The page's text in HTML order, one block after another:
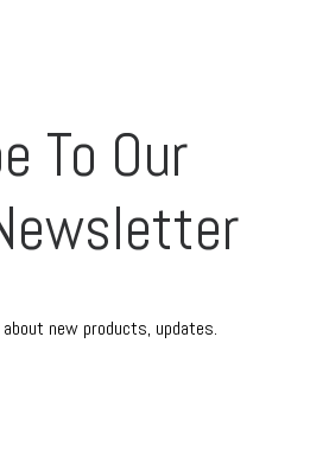
To Our
new products, updates.